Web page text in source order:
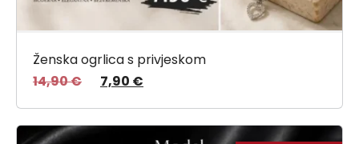
Ženska ogrlica s privjeskom
14,90€ 7,90 €